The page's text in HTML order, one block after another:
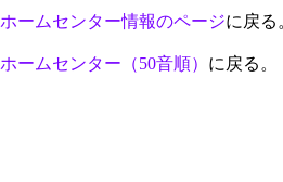
ホームセンター情報のページに戻る
ホームセンター（50音順） に戻る。